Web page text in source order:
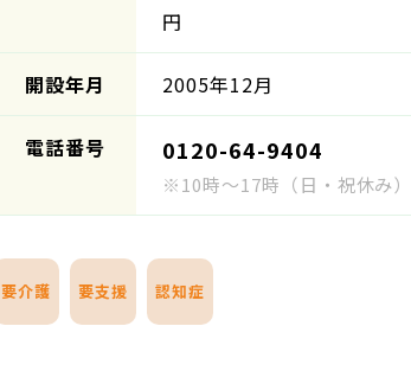
円
開設年月 2005年12月
電話番号 0120-64-9404
※10時～17時（日・祝休み
要介護 要支援 認知症